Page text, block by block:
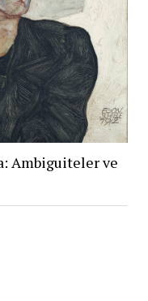
Ambiguiteler ve